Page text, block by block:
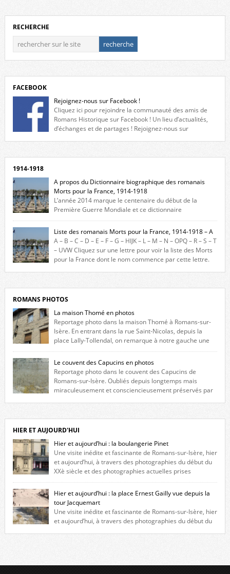
RECHERCHE
FACEBOOK
Rejoignez-nous sur Facebook !
Cliquez ici pour rejoindre la communauté des amis de
Romans Historique sur Facebook ! Un lieu d’actualités,
d’échanges et de partages ! Rejoignez-nous sur
1914-1918
A propos du Dictionnaire biographique des romanais
Morts pour la France, 1914-1918
L’année 2014 marque le centenaire du début de la
Première Guerre Mondiale et ce dictionnaire
biographique veut rendre hommage aux romanais Morts pour la
France durant ce conflit. La base de cette recherche historique est
constituée des noms gravés sur les plaques commémoratives de
l’Hôtel de Ville, du lycée du Dauphiné et du lycée Triboulet, […]
Liste des romanais Morts pour la France, 1914-1918 – A
A – B – C – D – E – F – G – HIJK – L – M – N – OPQ – R – S – T
– UVW Cliquez sur une lettre pour voir la liste des Morts
pour la France dont le nom commence par cette lettre.
ROMANS PHOTOS
La maison Thomé en photos
Reportage photo dans la maison Thomé à Romans-sur-
Isère. En entrant dans la rue Saint-Nicolas, depuis la
place Lally-Tollendal, on remarque à notre gauche une
maison construite au XVIè siècle. Les deux façades sont ornées de
fenêtres jumelles à meneaux. Entre ces deux étages, on peut voir une
niche qui contient une statue de la Vierge. […]
Le couvent des Capucins en photos
Reportage photo dans le couvent des Capucins de
Romans-sur-Isère. Oubliés depuis longtemps mais
miraculeusement et consciencieusement préservés par
l’histoire de la redécouverte de vestiges du couvent des Capucins ! Petit
retour sur l’histoire […]
HIER ET AUJOURD'HUI
Hier et aujourd’hui : la boulangerie Pinet
Une visite inédite et fascinante de Romans-sur-Isère, hier
et aujourd’hui, à travers des photographies du début du
XXè siècle et des photographies actuelles prises
exactement dans le même cadre ! A l’angle de la place Jean Jaurès et de
l’avenue Victor Hugo (à côté d’Intermarché), à Romans. La boulangerie
Jules Pinet est inscrite dans le […]
Hier et aujourd’hui : la place Ernest Gailly vue depuis la
tour Jacquemart
Une visite inédite et fascinante de Romans-sur-Isère, hier
et aujourd’hui, à travers des photographies du début du